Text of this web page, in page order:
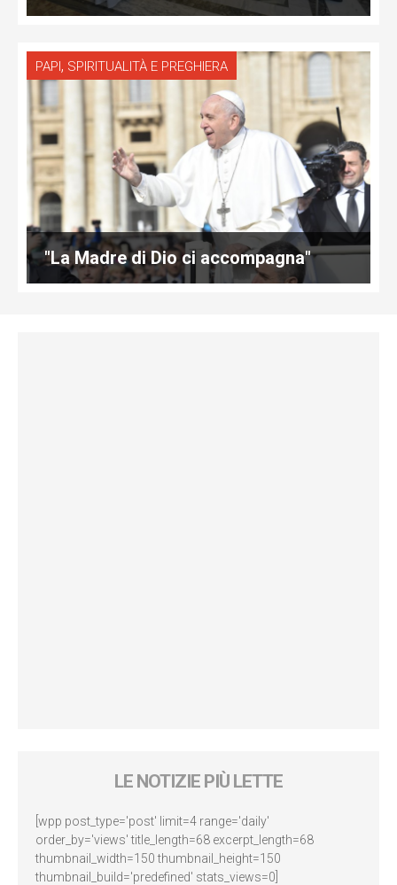
PAPI, SPIRITUALITÀ E PREGHIERA
"La Madre di Dio ci accompagna"
LE NOTIZIE PIÙ LETTE
[wpp post_type='post' limit=4 range='daily'
order_by='views' title_length=68 excerpt_length=68
thumbnail_width=150 thumbnail_height=150
thumbnail_build='predefined' stats_views=0]